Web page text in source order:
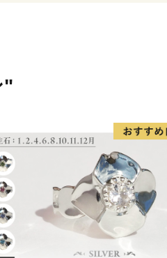
「魚のゆりか
す。
沖の島・鵜来
を博していま
森林率は約
れるほど温暖
"